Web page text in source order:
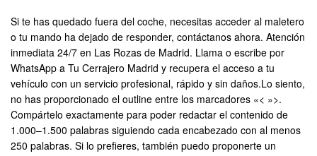
Si te has quedado fuera del coche, necesitas acceder al maletero
o tu mando ha dejado de responder, contáctanos ahora. Atención
inmediata 24/7 en Las Rozas de Madrid. Llama o escribe por
WhatsApp a Tu Cerrajero Madrid y recupera el acceso a tu
vehículo con un servicio profesional, rápido y sin daños.Lo siento,
no has proporcionado el outline entre los marcadores «< »>.
Compártelo exactamente para poder redactar el contenido de
1.000–1.500 palabras siguiendo cada encabezado con al menos
250 palabras. Si lo prefieres, también puedo proponerte un